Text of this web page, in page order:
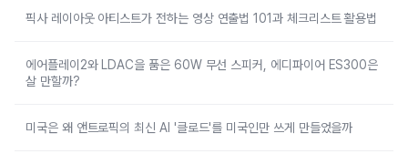
픽사 레이아웃 아티스트가 전하는 영상 연출법 101과 체크리스트 활용법
에어플레이2와 LDAC을 품은 60W 무선 스피커, 에디파이어 ES300은
살 만할까?
미국은 왜 앤트로픽의 최신 AI '클로드'를 미국인만 쓰게 만들었을까